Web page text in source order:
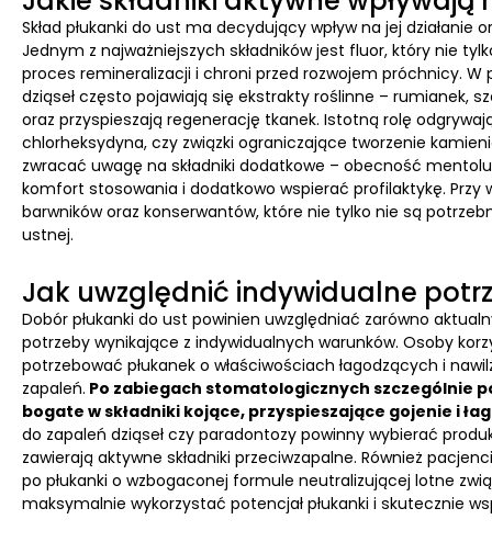
Skład płukanki do ust ma decydujący wpływ na jej
Jednym z najważniejszych składników jest fluor, który nie
proces remineralizacji i chroni przed rozwojem próchnicy. W
dziąseł często pojawiają się ekstrakty roślinne – rumianek,
oraz przyspieszają regenerację tkanek. Istotną rolę
chlorheksydyna, czy związki ograniczające tworzenie
zwracać uwagę na składniki dodatkowe – obecność
komfort stosowania i dodatkowo wspierać profilaktykę. Przy
barwników oraz konserwantów, które nie tylko nie są
ustnej.
Jak uwzględnić indywidualne
Dobór płukanki do ust powinien uwzględniać zarówno
potrzeby wynikające z indywidualnych warunków. Osoby
potrzebować płukanek o właściwościach łagodzących i
zapaleń. Po zabiegach stomatologicznych szczególnie
bogate w składniki kojące, przyspieszające gojenie i
do zapaleń dziąseł czy paradontozy powinny wybierać
zawierają aktywne składniki przeciwzapalne. Również
po płukanki o wzbogaconej formule neutralizującej lotne
maksymalnie wykorzystać potencjał płukanki i skutecznie